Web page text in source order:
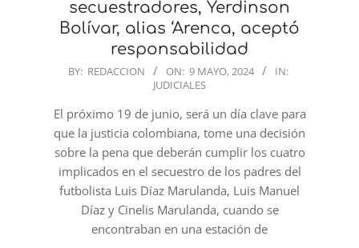
secuestradores, Yerdinson
Bolívar, alias ‘Arenca, aceptó
responsabilidad
2024-
09
BY: REDACCION ON: 9 MAYO, 2024
IN:
JUDICIALES
El próximo 19 de junio, será un día clave para
que la justicia colombiana, tome una decisión
sobre la pena que deberán cumplir los cuatro
implicados en el secuestro de los padres del
futbolista Luis Díaz Marulanda, Luis Manuel
Díaz y Cinelis Marulanda, cuando se
encontraban en una estación de